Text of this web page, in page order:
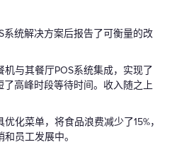
系统解决方案后报告了可衡量的改
与其餐厅POS系统集成，实现了
高峰时段等待时间。收入随之上
化菜单，将食品浪费减少了15%，
员工发展中。